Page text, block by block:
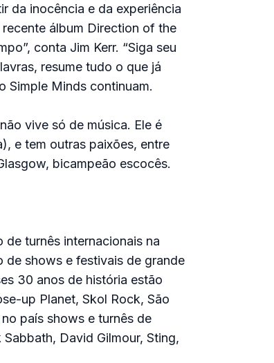
da inocência e da experiência
álbum Direction of the
conta Jim Kerr. “Siga seu
resume tudo o que já
Simple Minds continuam.
vive só de música. Ele é
e tem outras paixões, entre
bicampeão escocês.
turnês internacionais na
de shows e festivais de grande
30 anos de história estão
up Planet, Skol Rock, São
país shows e turnês de
David Gilmour, Sting,